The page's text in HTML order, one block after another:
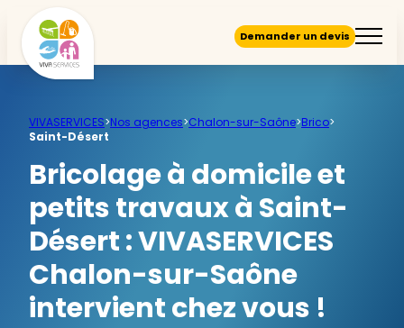
Demander un devis
VIVASERVICES>Nos agences>Chalon-sur-Saône>Brico>
Saint-Désert
Bricolage à domicile et
petits travaux à Saint-
Désert :VIVASERVICES
Chalon-sur-Saône
intervient chez vous !